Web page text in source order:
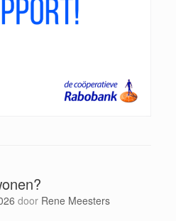
door Rene Meesters